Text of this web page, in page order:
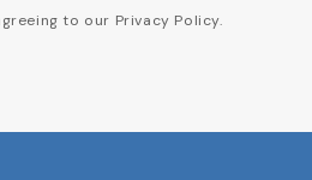
to our Privacy Policy.